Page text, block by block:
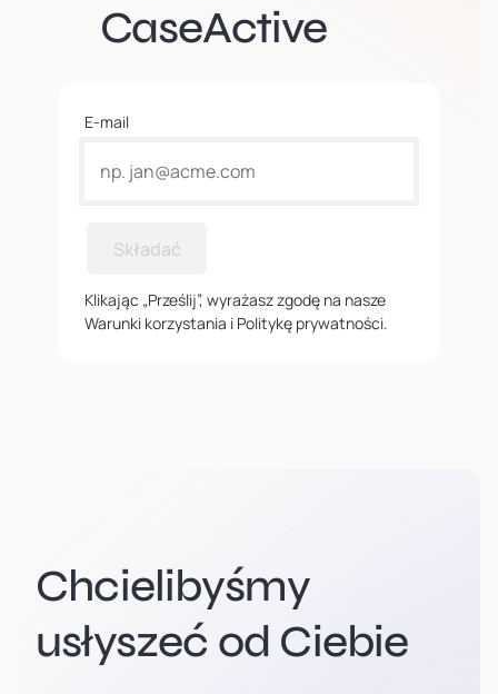
CaseActive
E-mail
Składać
Klikając „Prześlij”, wyrażasz zgodę na nasze
Warunki korzystania i Politykę prywatności.
Chcielibyśmy
usłyszeć od Ciebie